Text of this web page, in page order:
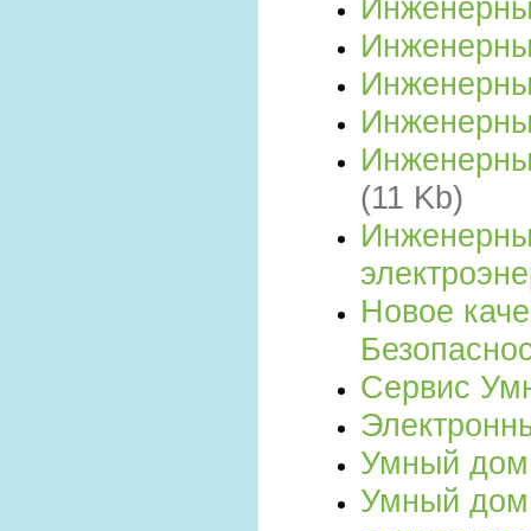
(11 Kb)
Новое
Сервис
Умный
Умный дом